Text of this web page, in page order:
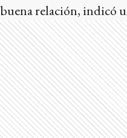
relación, indicó